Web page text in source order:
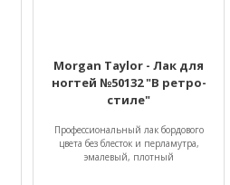
Morgan Taylor - Лак для
ногтей №50132 "В ретро-
стиле"
Профессиональный лак бордового
цвета без блесток и перламутра,
эмалевый, плотный